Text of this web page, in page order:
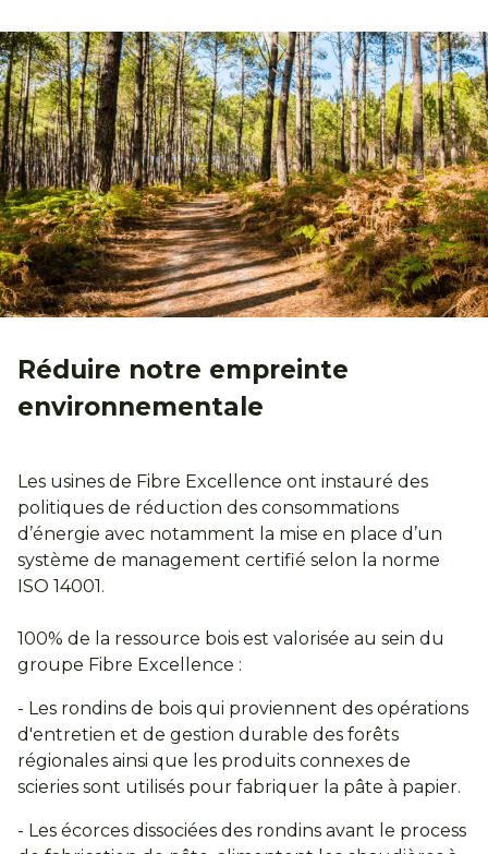
Réduire notre empreinte
environnementale
Les usines de Fibre Excellence ont instauré des
politiques de réduction des consommations
d’énergie avec notamment la mise en place d’un
système de management certifié selon la norme
ISO 14001.
100% de la ressource bois est valorisée au sein du
groupe Fibre Excellence :
- Les rondins de bois qui proviennent des opérations
d'entretien et de gestion durable des forêts
régionales ainsi que les produits connexes de
scieries sont utilisés pour fabriquer la pâte à papier.
- Les écorces dissociées des rondins avant le process